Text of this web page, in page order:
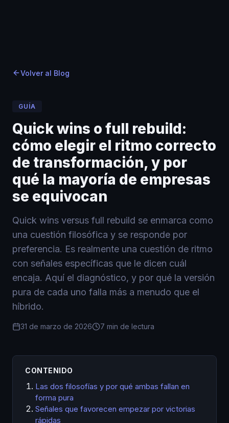
Volver al Blog
GUÍA
Quick wins o full rebuild:
cómo elegir el ritmo correcto
de transformación, y por
qué la mayoría de empresas
se equivocan
Quick wins versus full rebuild se enmarca como
una cuestión filosófica y se responde por
preferencia. Es realmente una cuestión de ritmo
con señales específicas que le dicen cuál
encaja. Aquí el diagnóstico, y por qué la versión
pura de cada uno falla más a menudo que el
híbrido.
31 de marzo de 2026 7 min de lectura
CONTENIDO
Las dos filosofías y por qué ambas fallan en
forma pura
Señales que favorecen empezar por victorias
rápidas